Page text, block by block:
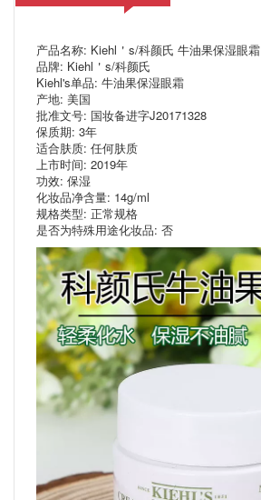
产品名称: Kiehl＇s/科颜氏 牛油果保湿眼霜
品牌: Kiehl＇s/科颜氏
Kiehl's单品: 牛油果保湿眼霜
产地: 美国
批准文号: 国妆备进字J20171328
保质期: 3年
适合肤质: 任何肤质
上市时间: 2019年
功效: 保湿
化妆品净含量: 14g/ml
规格类型: 正常规格
是否为特殊用途化妆品: 否